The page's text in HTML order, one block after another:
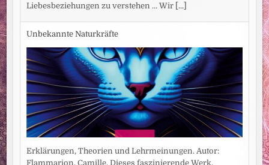
Liebesbeziehungen zu verstehen ... Wir [...]
Unbekannte Naturkräfte
Erklärungen, Theorien und Lehrmeinungen. Autor:
Flammarion, Camille. Dieses faszinierende Werk,